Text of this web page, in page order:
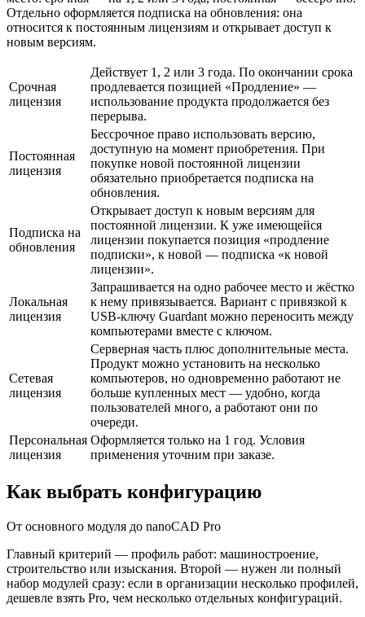
Отдельно оформляется подписка на обновления: она
относится к постоянным лицензиям и открывает доступ к
новым версиям.
Срочная
лицензия
Действует 1, 2 или 3 года. По окончании срока
продлевается позицией «Продление» —
использование продукта продолжается без
перерыва.
Постоянная
лицензия
Бессрочное право использовать версию,
доступную на момент приобретения. При
покупке новой постоянной лицензии
обязательно приобретается подписка на
обновления.
Подписка на
обновления
Открывает доступ к новым версиям для
постоянной лицензии. К уже имеющейся
лицензии покупается позиция «продление
подписки», к новой — подписка «к новой
лицензии».
Локальная
лицензия
Запрашивается на одно рабочее место и жёстко
к нему привязывается. Вариант с привязкой к
USB-ключу Guardant можно переносить между
компьютерами вместе с ключом.
Сетевая
лицензия
Серверная часть плюс дополнительные места.
Продукт можно установить на несколько
компьютеров, но одновременно работают не
больше купленных мест — удобно, когда
пользователей много, а работают они по
очереди.
Персональная
лицензия
Оформляется только на 1 год. Условия
применения уточним при заказе.
Как выбрать конфигурацию
От основного модуля до nanoCAD Pro
Главный критерий — профиль работ: машиностроение,
строительство или изыскания. Второй — нужен ли полный
набор модулей сразу: если в организации несколько профилей,
дешевле взять Pro, чем несколько отдельных конфигураций.